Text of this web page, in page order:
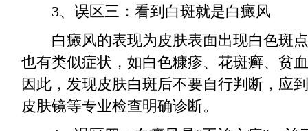
3、误区三：看到白斑就是白癜风
白癜风的表现为皮肤表面出现白色斑点
也有类似症状，如白色糠疹、花斑癣、贫
因此，发现皮肤白斑后不要自行判断，应
皮肤镜等专业检查明确诊断。